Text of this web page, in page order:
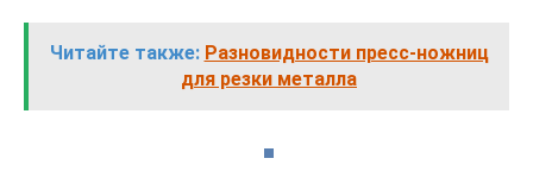
Читайте также: Разновидности пресс-ножниц
для резки металла